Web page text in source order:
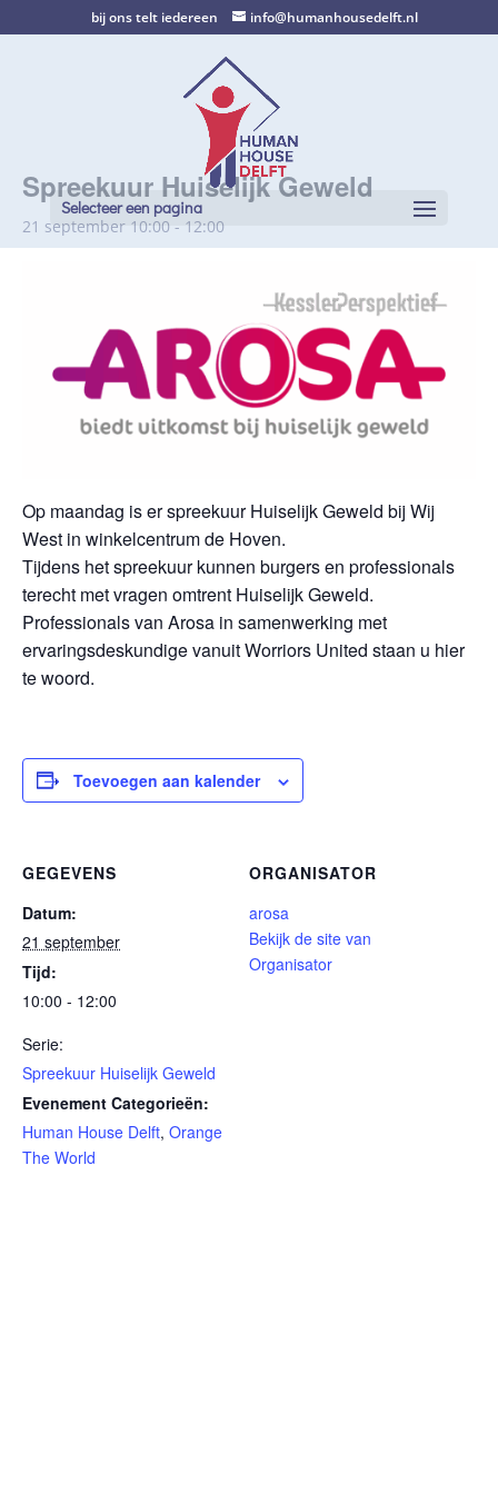
bij ons telt iedereen info@humanhousedelft.nl
Selecteer een pagina
Spreekuur Huiselijk Geweld
21 september 10:00 - 12:00
Op maandag is er spreekuur Huiselijk Geweld bij Wij
West in winkelcentrum de Hoven.
Tijdens het spreekuur kunnen burgers en professionals
terecht met vragen omtrent Huiselijk Geweld.
Professionals van Arosa in samenwerking met
ervaringsdeskundige vanuit Worriors United staan u hier
te woord.
Toevoegen aan kalender
GEGEVENS
Datum:
21 september
Tijd:
10:00 - 12:00
Serie:
Spreekuur Huiselijk Geweld
Evenement Categorieën:
Human House Delft, Orange
The World
ORGANISATOR
arosa
Bekijk de site van
Organisator